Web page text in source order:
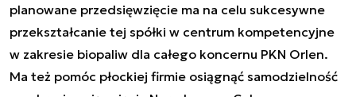
planowane przedsięwzięcie ma na celu sukcesywne
przekształcanie tej spółki w centrum kompetencyjne
w zakresie biopaliw dla całego koncernu PKN Orlen.
Ma też pomóc płockiej firmie osiągnąć samodzielność